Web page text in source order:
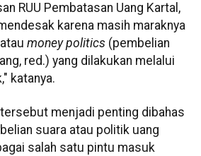
RUU Pembatasan Uang Kartal,
karena masih maraknya
atau money politics (pembelian
red.) yang dilakukan melalui
katanya.
menjadi penting dibahas
suara atau politik uang
salah satu pintu masuk